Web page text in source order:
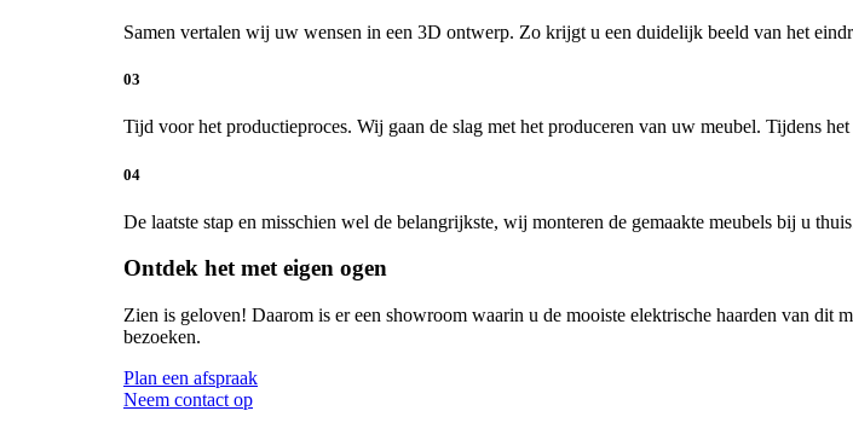
Samen vertalen wij uw wensen in een 3D ontwerp. Zo krijgt u een duidelijk beeld van het
03
Tijd voor het productieproces. Wij gaan de slag met het produceren van uw meubel. Tijdens
04
De laatste stap en misschien wel de belangrijkste, wij monteren de gemaakte meubels bij u
Ontdek het met eigen ogen
Zien is geloven! Daarom is er een showroom waarin u de mooiste elektrische haarden van
bezoeken.
Plan een afspraak
Neem contact op